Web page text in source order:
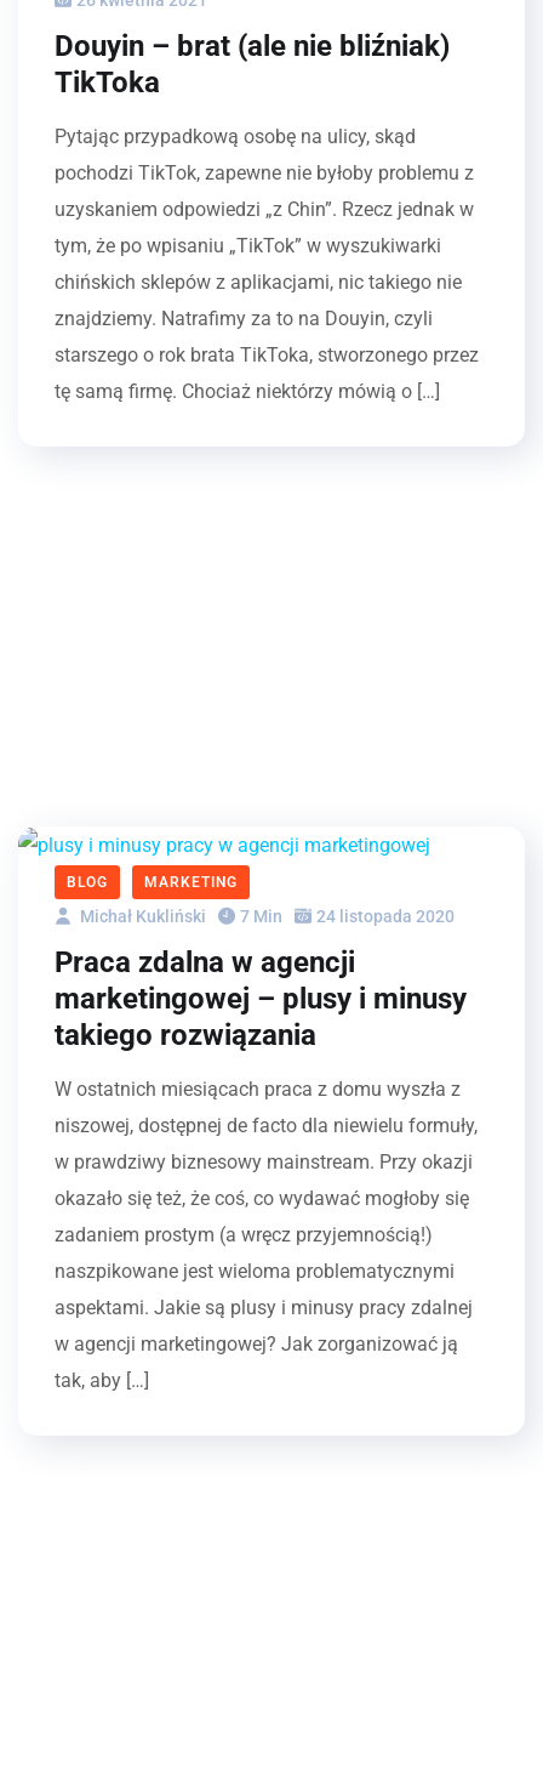
Douyin – brat (ale nie bliźniak)
TikToka
Pytając przypadkową osobę na ulicy, skąd
pochodzi TikTok, zapewne nie byłoby problemu z
uzyskaniem odpowiedzi „z Chin”. Rzecz jednak w
tym, że po wpisaniu „TikTok” w wyszukiwarki
chińskich sklepów z aplikacjami, nic takiego nie
znajdziemy. Natrafimy za to na Douyin, czyli
starszego o rok brata TikToka, stworzonego przez
tę samą firmę. Chociaż niektórzy mówią o […]
BLOG MARKETING
Michał Kukliński 7 Min 24 listopada 2020
Praca zdalna w agencji
marketingowej – plusy i minusy
takiego rozwiązania
W ostatnich miesiącach praca z domu wyszła z
niszowej, dostępnej de facto dla niewielu formuły,
w prawdziwy biznesowy mainstream. Przy okazji
okazało się też, że coś, co wydawać mogłoby się
zadaniem prostym (a wręcz przyjemnością!)
naszpikowane jest wieloma problematycznymi
aspektami. Jakie są plusy i minusy pracy zdalnej
w agencji marketingowej? Jak zorganizować ją
tak, aby […]